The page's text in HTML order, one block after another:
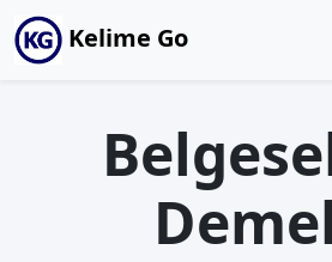
Kelime Go